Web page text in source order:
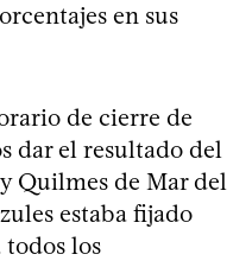
en sus
de cierre de
dar el resultado del
Quilmes de Mar del
estaba fijado
todos los